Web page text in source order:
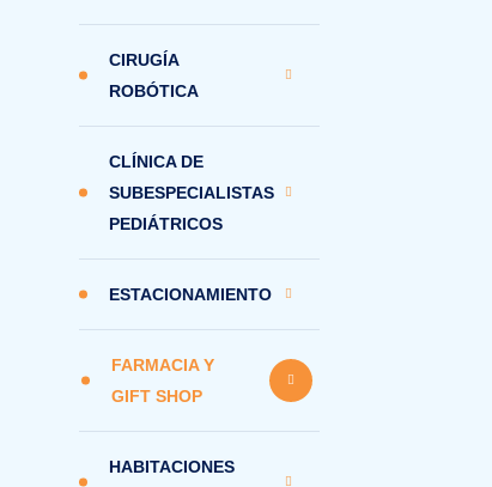
CIRUGÍA
ROBÓTICA
CLÍNICA DE
SUBESPECIALISTAS
PEDIÁTRICOS
ESTACIONAMIENTO
FARMACIA Y
GIFT SHOP
HABITACIONES